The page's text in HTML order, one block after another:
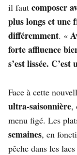
il faut composer
plus longs et une
différemment. «
forte affluence
s’est lissée.
Face à cette
ultra-saisonnière,
menu figé. Les
semaines, en
pêche dans les